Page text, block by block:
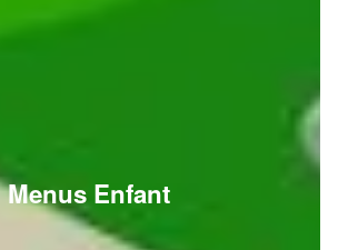
Menus Enfant